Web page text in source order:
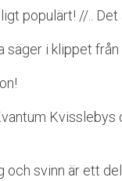
populärt! //..
säger i klippet
och svinn är ett